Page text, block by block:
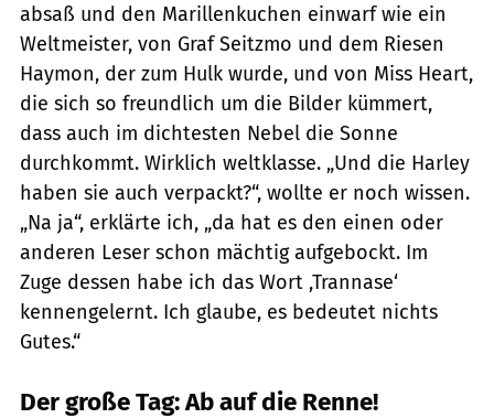
absaß und den Marillenkuchen einwarf wie ein
Weltmeister, von Graf Seitzmo und dem Riesen
Haymon, der zum Hulk wurde, und von Miss Heart,
die sich so freundlich um die Bilder kümmert,
dass auch im dichtesten Nebel die Sonne
durchkommt. Wirklich weltklasse. „Und die Harley
haben sie auch verpackt?“, wollte er noch wissen.
„Na ja“, erklärte ich, „da hat es den einen oder
anderen Leser schon mächtig aufgebockt. Im
Zuge dessen habe ich das Wort ,Trannase‘
kennengelernt. Ich glaube, es bedeutet nichts
Gutes.“
Der große Tag: Ab auf die Renne!